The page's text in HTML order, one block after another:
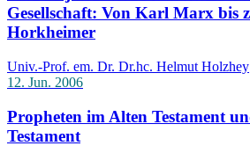
Gesellschaft: Von Karl Marx bis
Horkheimer
Univ.-Prof. em. Dr. Dr.hc. Helmut Holzhey
12. Jun. 2006
Propheten im Alten Testament
Testament